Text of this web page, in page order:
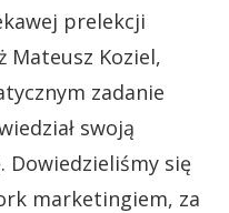
prelekcji
Mateusz Koziel,
zadanie
swoją
Dowiedzieliśmy się
marketingiem, za